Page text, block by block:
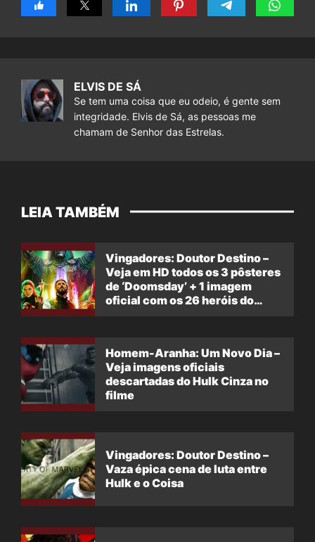
ELVIS DE SÁ
Se tem uma coisa que eu odeio, é gente sem
integridade. Elvis de Sá, as pessoas me
chamam de Senhor das Estrelas.
LEIA TAMBÉM
Vingadores: Doutor Destino –
Veja em HD todos os 3 pôsteres
de ‘Doomsday’ + 1 imagem
oficial com os 26 heróis do
Homem-Aranha: Um Novo Dia –
Veja imagens oficiais
descartadas do Hulk Cinza no
filme
Vingadores: Doutor Destino –
Vaza épica cena de luta entre
Hulk e o Coisa